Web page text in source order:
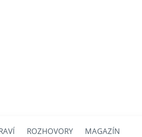
ROZHOVORY MAGAZÍN